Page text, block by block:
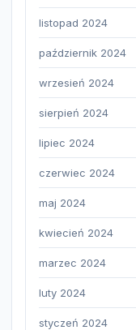
listopad 2024
październik 2024
wrzesień 2024
sierpień 2024
lipiec 2024
czerwiec 2024
maj 2024
kwiecień 2024
marzec 2024
luty 2024
styczeń 2024